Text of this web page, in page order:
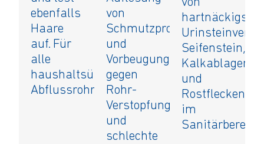
ebenfalls
Haare
auf. Für
alle
haushaltsüblichen
Abflussrohre.
von
Schmutzpropfen
und
Vorbeugung
gegen
Rohr-
Verstopfungen
und
schlechte
hartnäckigsten
Seifenstein,
und
Rostflecken
im
Sanitärbereich.